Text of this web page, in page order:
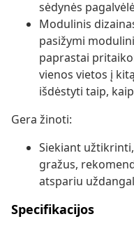
sėdynės
Modulinis
pasižymi
paprastai
vienos vietos į
išdėstyti taip,
Gera žinoti:
Siekiant
gražus,
atspariu
Specifikacijos